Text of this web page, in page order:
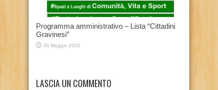
Programma amministrativo – Lista “Cittadini
Gravinesi”
30 Maggio 2022
LASCIA UN COMMENTO